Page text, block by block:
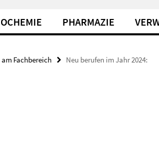
PHARMAZIE
Fachbereich Neu berufen im Jahr 2024: